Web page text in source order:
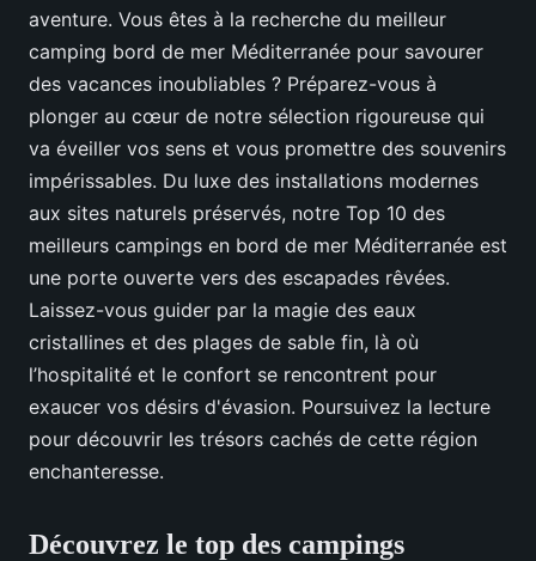
aventure. Vous êtes à la recherche du meilleur
camping bord de mer Méditerranée pour savourer
des vacances inoubliables ? Préparez-vous à
plonger au cœur de notre sélection rigoureuse qui
va éveiller vos sens et vous promettre des souvenirs
impérissables. Du luxe des installations modernes
aux sites naturels préservés, notre Top 10 des
meilleurs campings en bord de mer Méditerranée est
une porte ouverte vers des escapades rêvées.
Laissez-vous guider par la magie des eaux
cristallines et des plages de sable fin, là où
l’hospitalité et le confort se rencontrent pour
exaucer vos désirs d'évasion. Poursuivez la lecture
pour découvrir les trésors cachés de cette région
enchanteresse.
Découvrez le top des campings